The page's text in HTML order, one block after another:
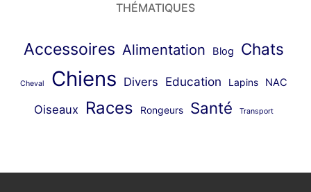
THÉMATIQUES
Accessoires Alimentation Blog Chats
Cheval Chiens Divers Education Lapins NAC
Oiseaux Races Rongeurs Santé Transport